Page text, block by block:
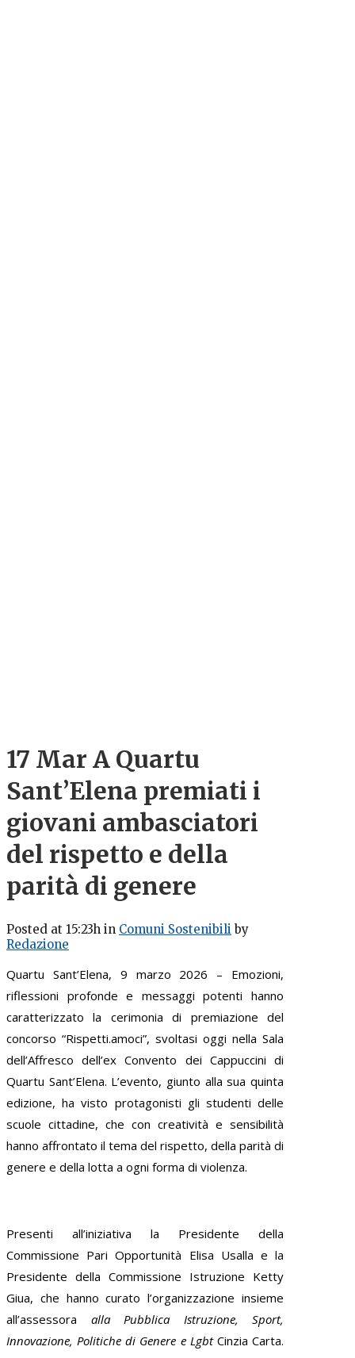
17 Mar A Quartu
Sant’Elena premiati i
giovani ambasciatori
del rispetto e della
parità di genere
Posted at 15:23h in Comuni Sostenibili by
Redazione
Quartu Sant’Elena, 9 marzo 2026 – Emozioni,
riflessioni profonde e messaggi potenti hanno
caratterizzato la cerimonia di premiazione del
concorso “Rispetti.amoci”, svoltasi oggi nella Sala
dell’Affresco dell’ex Convento dei Cappuccini di
Quartu Sant’Elena. L’evento, giunto alla sua quinta
edizione, ha visto protagonisti gli studenti delle
scuole cittadine, che con creatività e sensibilità
hanno affrontato il tema del rispetto, della parità di
genere e della lotta a ogni forma di violenza.
Presenti all’iniziativa la Presidente della
Commissione Pari Opportunità Elisa Usalla e la
Presidente della Commissione Istruzione Ketty
Giua, che hanno curato l’organizzazione insieme
all’assessora alla Pubblica Istruzione, Sport,
Innovazione, Politiche di Genere e Lgbt Cinzia Carta.